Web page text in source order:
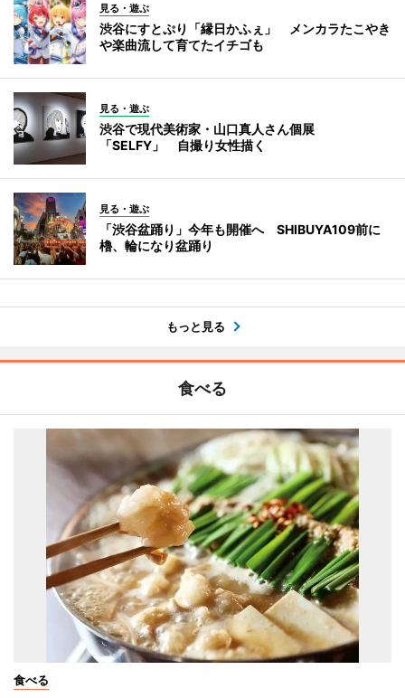
見る・遊ぶ
渋谷にすとぷり「縁日かふぇ」 メンカラたこやき
や楽曲流して育てたイチゴも
見る・遊ぶ
渋谷で現代美術家・山口真人さん個展
「SELFY」 自撮り女性描く
見る・遊ぶ
「渋谷盆踊り」今年も開催へ SHIBUYA109前に
櫓、輪になり盆踊り
もっと見る
食べる
食べる